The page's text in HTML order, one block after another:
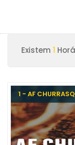
Existem 1
1 - AF